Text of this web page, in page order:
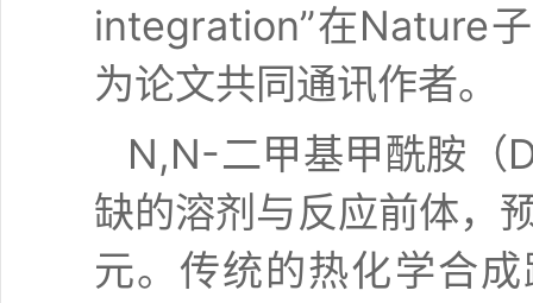
integration”在Nature
为论文共同通讯作者。
N,N-二甲基甲酰胺（
缺的溶剂与反应前体，
元。传统的热化学合